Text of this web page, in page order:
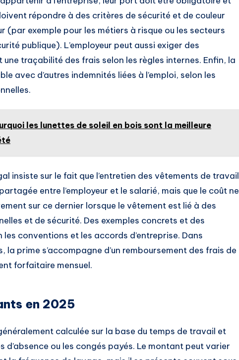
répondre à des critères de sécurité et de couleur
(par exemple pour les métiers à risque ou les secteurs
publique). L’employeur peut aussi exiger des
une traçabilité des frais selon les règles internes. Enfin, la
avec d’autres indemnités liées à l’emploi, selon les
les lunettes de soleil en bois sont la meilleure
insiste sur le fait que l’entretien des vêtements de travail
entre l’employeur et le salarié, mais que le coût ne
sur ce dernier lorsque le vêtement est lié à des
et de sécurité. Des exemples concrets et des
conventions et les accords d’entreprise. Dans
la prime s’accompagne d’un remboursement des frais de
forfaitaire mensuel.
en 2025
calculée sur la base du temps de travail et
d’absence ou les congés payés. Le montant peut varier